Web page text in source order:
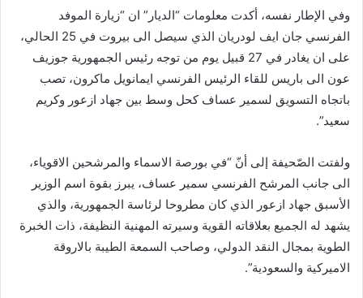
وفي الإطار نفسه، أكدت معلومات “الديار” ان “زيارة الموفد
الفرنسي جان ايف لودريان الذي سيصل الى بيروت في 25 الحالي،
على ان يغادر في 27 قبيل يوم من توجه رئيس الجمهورية جوزيف
عون الى باريس للقاء الرئيس الفرنسي ايمانويل ماكرون، تصب
باتجاه التسويق لسمير عساف كحل وسط بين جهاد ازعور وكريم
سعيد”.
ولفتت الصّحيفة إلى أنّ “في بورصة الاسماء والمرشحين الاقوياء،
الى جانب المرشح الفرنسي سمير عساف، يبرز بقوة اسم الوزير
الأسبق جهاد ازعور الذي كان مطروحا لرئاسة الجمهورية، والذي
يشهد له الجميع بعلاقاته القوية وسيرته المهنية النظيفة، ذات الخبرة
الطوية بمجال النقد الدولي، وصاحب السمعة الطيبة بالاروقة
الاميركية والسعودية”.